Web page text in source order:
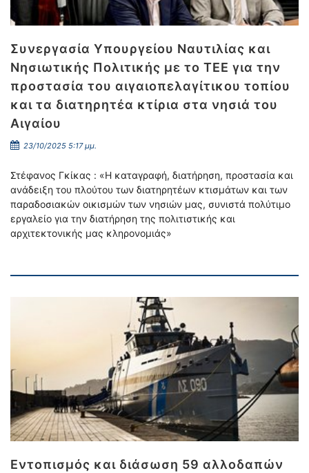
Συνεργασία Υπουργείου Ναυτιλίας και
Νησιωτικής Πολιτικής με το ΤΕΕ για την
προστασία του αιγαιοπελαγίτικου τοπίου
και τα διατηρητέα κτίρια στα νησιά του
Αιγαίου
23/10/2025 5:17 μμ.
Στέφανος Γκίκας : «Η καταγραφή, διατήρηση, προστασία και
ανάδειξη του πλούτου των διατηρητέων κτισμάτων και των
παραδοσιακών οικισμών των νησιών μας, συνιστά πολύτιμο
εργαλείο για την διατήρηση της πολιτιστικής και
αρχιτεκτονικής μας κληρονομιάς»
Εντοπισμός και διάσωση 59 αλλοδαπών